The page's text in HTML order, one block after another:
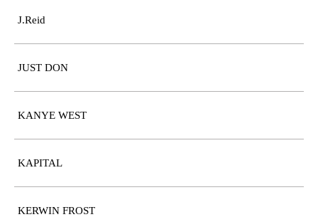
J.Reid
JUST DON
KANYE WEST
KAPITAL
KERWIN FROST